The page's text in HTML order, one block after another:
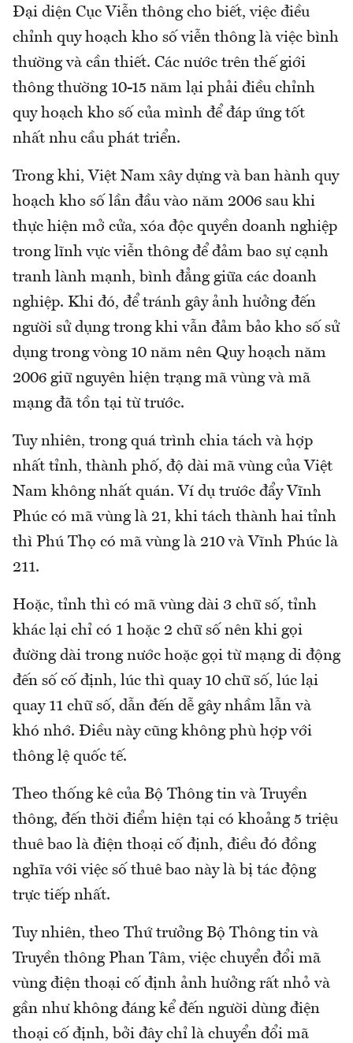
Đại diện Cục Viễn thông cho biết, việc điều
chỉnh quy hoạch kho số viễn thông là việc bình
thường và cần thiết. Các nước trên thế giới
thông thường 10-15 năm lại phải điều chỉnh
quy hoạch kho số của mình để đáp ứng tốt
nhất nhu cầu phát triển.
Trong khi, Việt Nam xây dựng và ban hành quy
hoạch kho số lần đầu vào năm 2006 sau khi
thực hiện mở cửa, xóa độc quyền doanh nghiệp
trong lĩnh vực viễn thông để đảm bao sự cạnh
tranh lành mạnh, bình đẳng giữa các doanh
nghiệp. Khi đó, để tránh gây ảnh hưởng đến
người sử dụng trong khi vẫn đảm bảo kho số sử
dụng trong vòng 10 năm nên Quy hoạch năm
2006 giữ nguyên hiện trạng mã vùng và mã
mạng đã tồn tại từ trước.
Tuy nhiên, trong quá trình chia tách và hợp
nhất tỉnh, thành phố, độ dài mã vùng của Việt
Nam không nhất quán. Ví dụ trước đẩy Vĩnh
Phúc có mã vùng là 21, khi tách thành hai tỉnh
thì Phú Thọ có mã vùng là 210 và Vĩnh Phúc là
211.
Hoặc, tỉnh thì có mã vùng dài 3 chữ số, tỉnh
khác lại chỉ có 1 hoặc 2 chữ số nên khi gọi
đường dài trong nước hoặc gọi từ mạng di động
đến số cố định, lúc thì quay 10 chữ số, lúc lại
quay 11 chữ số, dẫn đến dễ gây nhầm lẫn và
khó nhớ. Điều này cũng không phù hợp với
thông lệ quốc tế.
Theo thống kê của Bộ Thông tin và Truyền
thông, đến thời điểm hiện tại có khoảng 5 triệu
thuê bao là điện thoại cố định, điều đó đồng
nghĩa với việc số thuê bao này là bị tác động
trực tiếp nhất.
Tuy nhiên, theo Thứ trưởng Bộ Thông tin và
Truyền thông Phan Tâm, việc chuyển đổi mã
vùng điện thoại cố định ảnh hưởng rất nhỏ và
gần như không đáng kể đến người dùng điện
thoại cố định, bởi đây chỉ là chuyển đổi mã